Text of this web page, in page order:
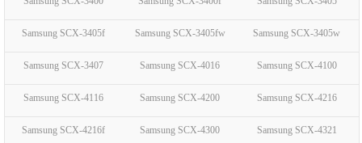
Samsung SCX-3405f Samsung SCX-3405fw Samsung SCX-3405w
Samsung SCX-3407 Samsung SCX-4016 Samsung SCX-4100
Samsung SCX-4116 Samsung SCX-4200 Samsung SCX-4216
Samsung SCX-4216f Samsung SCX-4300 Samsung SCX-4321